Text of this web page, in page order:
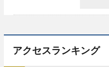
アクセスランキング